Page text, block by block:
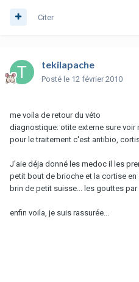
Citer
tekilapache
Posté le 12 février 2010
me voila de retour du véto
diagnostique: otite externe sure voir
pour le traitement c'est antibio,
J'aie déja donné les medoc il les
petit bout de brioche et la cortise
brin de petit suisse... les gouttes
enfin voila, je suis rassurée...